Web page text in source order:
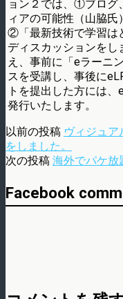
ョン２では、①ブログ
ィアの可能性（山脇氏
②「最新技術で学習は
ディスカッションを
え、事前に「eラーニ
スを受講し、事後に
トを提出した方には
発行いたします。
以前の投稿 ヴィジュア
をしました。
次の投稿 海外でパケ放
Facebook